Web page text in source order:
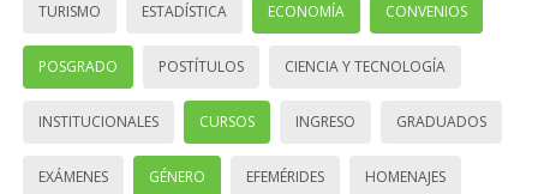
TURISMO ESTADÍSTICA ECONOMÍA CONVENIOS
POSGRADO POSTÍTULOS CIENCIA Y TECNOLOGÍA
INSTITUCIONALES CURSOS INGRESO GRADUADOS
EXÁMENES GÉNERO EFEMÉRIDES HOMENAJES